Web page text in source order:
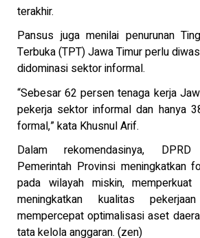
terakhir.
Pansus juga menilai penurunan
Terbuka (TPT) Jawa Timur perlu
didominasi sektor informal.
“Sebesar 62 persen tenaga kerja
pekerja sektor informal dan hanya
formal,” kata Khusnul Arif.
Dalam rekomendasinya,
Pemerintah Provinsi meningkatkan
pada wilayah miskin, memperkuat
meningkatkan kualitas
mempercepat optimalisasi aset
tata kelola anggaran. (zen)